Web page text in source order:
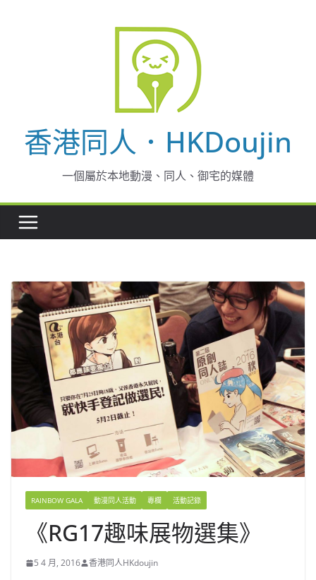
香港同人．HKDoujin
一個屬於本地動漫、同人、御宅的媒體
RAINBOW GALA 動漫同人活動 專欄 活動記錄
《RG17趣味展物選集》
5 4 月, 2016 香港同人HKdoujin